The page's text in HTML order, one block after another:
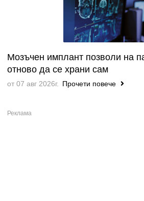
Мозъчен имплант позволи на
отново да се храни сам
от 07 авг 2026г. Прочети повече